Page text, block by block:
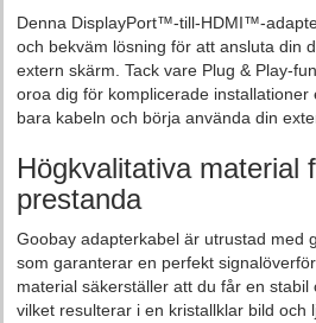
Denna DisplayPort™-till-HDMI™-
och bekväm lösning för att ansluta din
extern skärm. Tack vare Plug & Play-
oroa dig för komplicerade installationer
bara kabeln och börja använda din
Högkvalitativa material
prestanda
Goobay adapterkabel är utrustad med
som garanterar en perfekt
material säkerställer att du får en stabil
vilket resulterar i en kristallklar bild och